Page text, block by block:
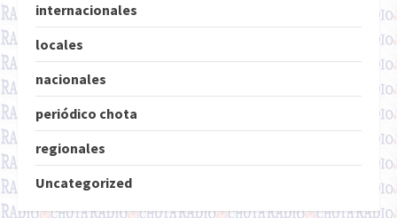
internacionales
locales
nacionales
periódico chota
regionales
Uncategorized